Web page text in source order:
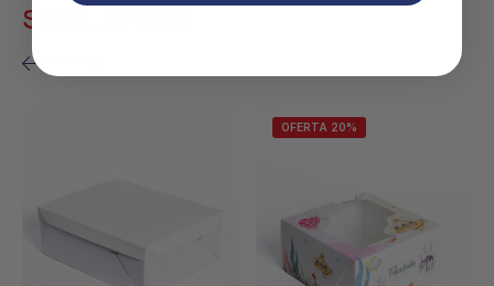
SIMILARES
OFERTA 20%